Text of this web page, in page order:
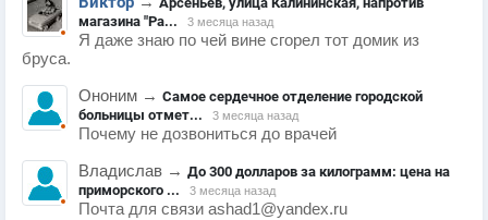
магазина "Ра...
3 месяца назад
Я даже знаю по чей вине сгорел тот домик из
бруса.
Ононим → Самое сердечное отделение городской
больницы отмет...
3 месяца назад
Почему не дозвониться до врачей
Владислав → До 300 долларов за килограмм: цена на
приморского ...
3 месяца назад
Почта для связи ashad1@yandex.ru